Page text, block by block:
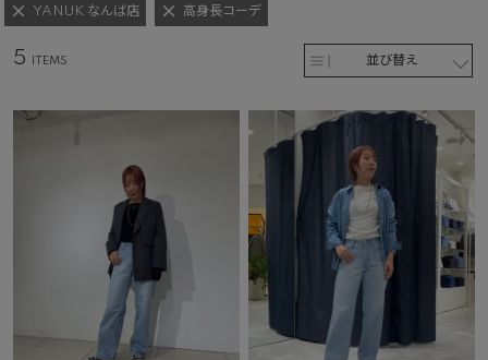
YANUK なんば店 高身長コーデ
並び替え
5